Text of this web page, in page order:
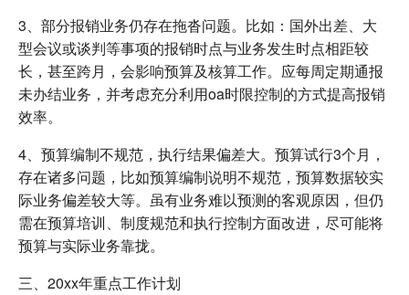
3、部分报销业务仍存在拖沓问题。比如：国外出差、大
型会议或谈判等事项的报销时点与业务发生时点相距较
长，甚至跨月，会影响预算及核算工作。应每周定期通报
未办结业务，并考虑充分利用oa时限控制的方式提高报销
效率。
4、预算编制不规范，执行结果偏差大。预算试行3个月，
存在诸多问题，比如预算编制说明不规范，预算数据较实
际业务偏差较大等。虽有业务难以预测的客观原因，但仍
需在预算培训、制度规范和执行控制方面改进，尽可能将
预算与实际业务靠拢。
三、20xx年重点工作计划